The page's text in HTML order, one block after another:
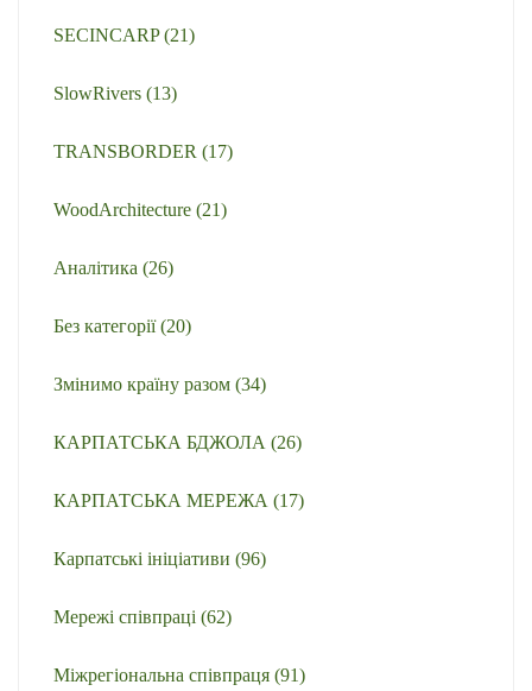
SECINCARP(21)
SlowRivers (13)
TRANSBORDER (17)
WoodArchitecture (21)
Аналітика (26)
Без категорії(20)
Змінимо країну разом (34)
КАРПАТСЬКА БДЖОЛА (26)
КАРПАТСЬКА МЕРЕЖА (17)
Карпатські ініціативи (96)
Мережі співпраці (62)
Міжрегіональна співпраця (91)